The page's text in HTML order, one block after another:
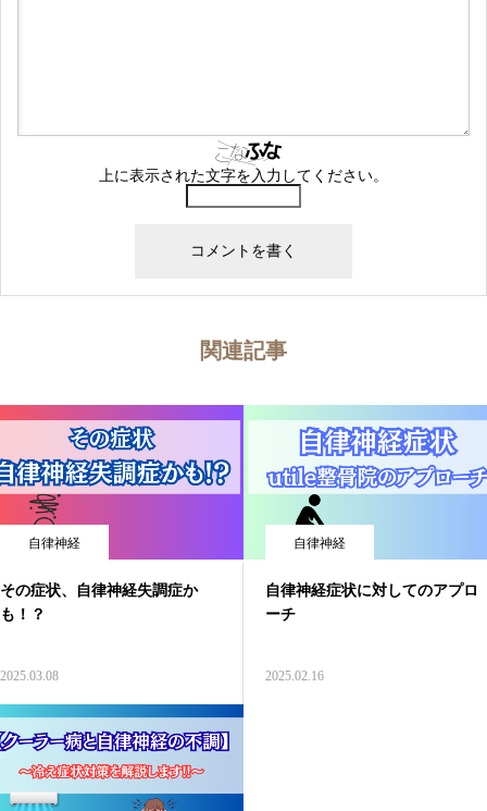
上に表示された文字を入力してください。
関連記事
自律神経
その症状、自律神経失調症か
も！？
2025.03.08
自律神経
自律神経症状に対してのアプロ
ーチ
2025.02.16